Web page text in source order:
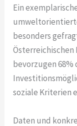
Ein
besonders
bevorzugen
soziale Kriterien
Daten und